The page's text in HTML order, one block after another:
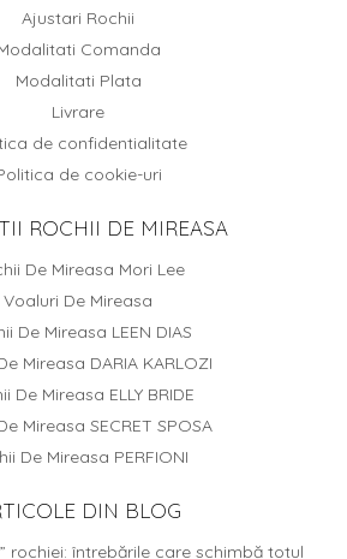
Ajustari Rochii
Comanda
Modalitati Plata
Livrare
de confidentialitate
de cookie-uri
ROCHII DE MIREASA
De Mireasa Mori Lee
Voaluri De Mireasa
De Mireasa LEEN DIAS
Mireasa DARIA KARLOZI
De Mireasa ELLY BRIDE
Mireasa SECRET SPOSA
De Mireasa PERFIONI
DIN BLOG
rochiei: întrebările care schimbă totul